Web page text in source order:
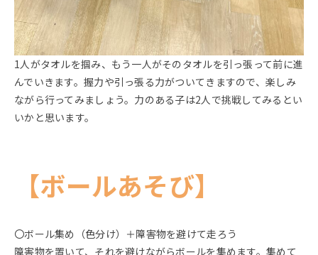
1人がタオルを掴み、もう一人がそのタオルを引っ張って前に進
んでいきます。握力や引っ張る力がついてきますので、楽しみ
ながら行ってみましょう。力のある子は2人で挑戦してみるとい
いかと思います。
【ボールあそび】
〇ボール集め（色分け）＋障害物を避けて走ろう
障害物を置いて、それを避けながらボールを集めます。集めて